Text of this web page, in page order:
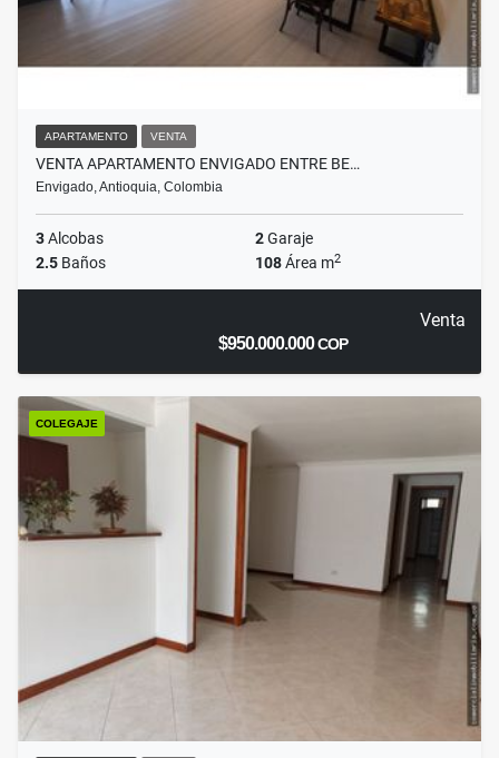
APARTAMENTO VENTA
VENTA APARTAMENTO ENVIGADO ENTRE BE…
Envigado, Antioquia, Colombia
3Alcobas 2Garaje
2.5 Baños 108Área m2
Venta
$950.000.000COP
COLEGAJE